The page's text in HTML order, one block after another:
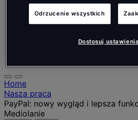
Nederlands
Español
Italiano
Home
Nasza praca
PayPal: nowy wygląd i lepsza
Mediolanie
Odrzucenie wszystkich
Dostosuj ustawienia